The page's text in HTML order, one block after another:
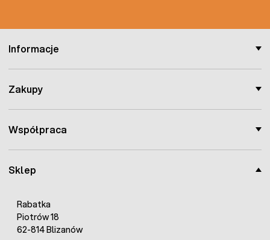
Sklep
Rabatka
Piotrów 18
62-814 Blizanów
Informacje
Zakupy
Współpraca